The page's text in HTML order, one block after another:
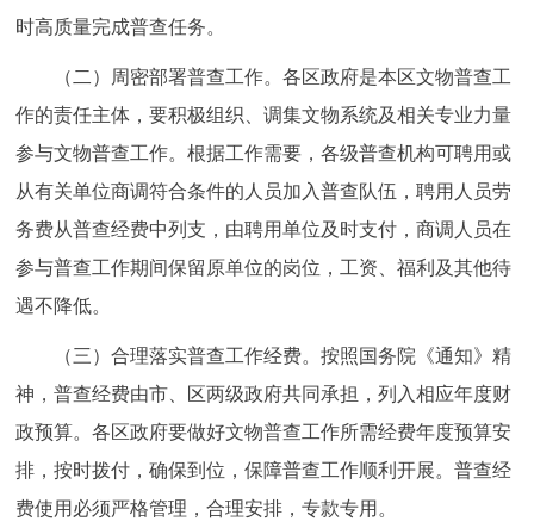
时高质量完成普查任务。
（二）周密部署普查工作。各区政府是本区文物普查工
作的责任主体，要积极组织、调集文物系统及相关专业力量
参与文物普查工作。根据工作需要，各级普查机构可聘用或
从有关单位商调符合条件的人员加入普查队伍，聘用人员劳
务费从普查经费中列支，由聘用单位及时支付，商调人员在
参与普查工作期间保留原单位的岗位，工资、福利及其他待
遇不降低。
（三）合理落实普查工作经费。按照国务院《通知》精
神，普查经费由市、区两级政府共同承担，列入相应年度财
政预算。各区政府要做好文物普查工作所需经费年度预算安
排，按时拨付，确保到位，保障普查工作顺利开展。普查经
费使用必须严格管理，合理安排，专款专用。